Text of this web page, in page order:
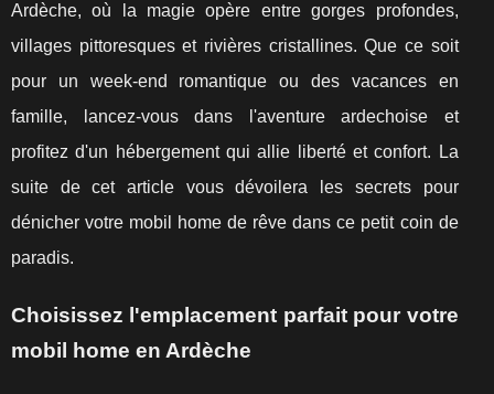
Ardèche, où la magie opère entre gorges profondes,
villages pittoresques et rivières cristallines. Que ce soit
pour un week-end romantique ou des vacances en
famille, lancez-vous dans l'aventure ardechoise et
profitez d'un hébergement qui allie liberté et confort. La
suite de cet article vous dévoilera les secrets pour
dénicher votre mobil home de rêve dans ce petit coin de
paradis.
Choisissez l'emplacement parfait pour votre
mobil home en Ardèche